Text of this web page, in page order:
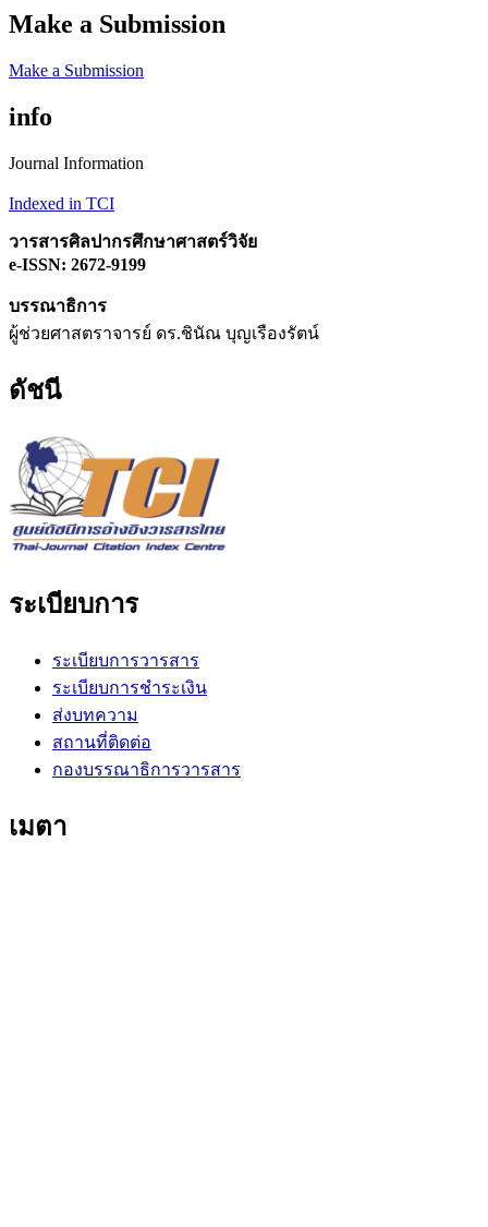
Make a Submission
Make a Submission
info
Journal Information
Indexed in TCI
วารสารศิลปากรศึกษาศาสตร์วิจัย
e-ISSN: 2672-9199
บรรณาธิการ
ผู้ช่วยศาสตราจารย์ ดร.ชินัณ บุญเรืองรัตน์
ดัชนี
ระเบียบการ
ระเบียบการวารสาร
ระเบียบการชำระเงิน
ส่งบทความ
สถานที่ติดต่อ
กองบรรณาธิการวารสาร
เมตา